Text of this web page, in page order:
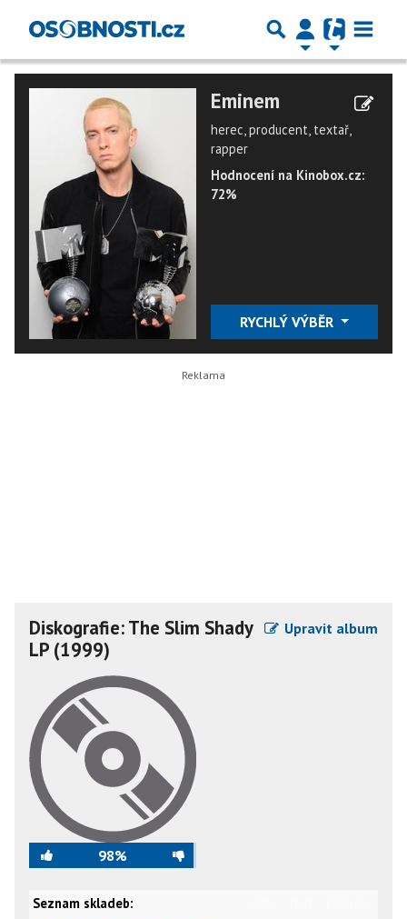
Eminem
herec, producent, textař,
rapper
Hodnocení na Kinobox.cz:
72%
RYCHLÝ VÝBĚR
Diskografie: The Slim Shady
LP (1999)
Upravit album
98%
Seznam skladeb: